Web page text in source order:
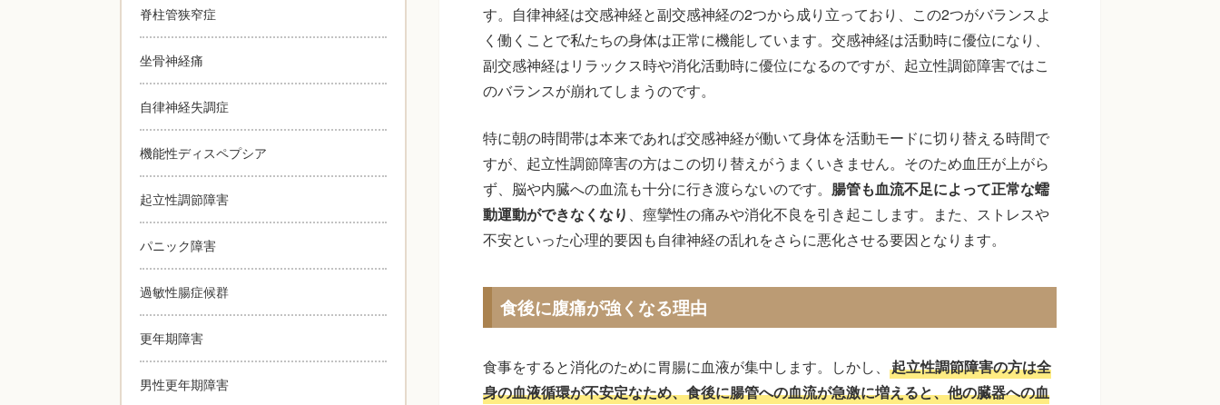
す。自律神経は交感神経と副交感神経の2つから成り立っており、この2つがバランスよ
く働くことで私たちの身体は正常に機能しています。交感神経は活動時に優位になり、
副交感神経はリラックス時や消化活動時に優位になるのですが、起立性調節障害ではこ
のバランスが崩れてしまうのです。
特に朝の時間帯は本来であれば交感神経が働いて身体を活動モードに切り替える時間で
すが、起立性調節障害の方はこの切り替えがうまくいきません。そのため血圧が上がら
ず、脳や内臓への血流も十分に行き渡らないのです。 腸管も血流不足によって正常な蠕
動運動ができなくなり
、痙攣性の痛みや消化不良を引き起こします。また、ストレスや
不安といった心理的要因も自律神経の乱れをさらに悪化させる要因となります。
食後に腹痛が強くなる理由
食事をすると消化のために胃腸に血液が集中します。しかし、 起立性調節障害の方は全
身の血液循環が不安定なため、食後に腸管への血流が急激に増えると、他の臓器への血
脊柱管狭窄症
坐骨神経痛
自律神経失調症
機能性ディスペプシア
起立性調節障害
パニック障害
過敏性腸症候群
更年期障害
男性更年期障害